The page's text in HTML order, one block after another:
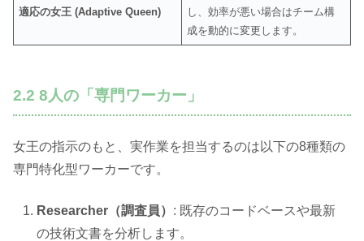
適応の女王 (Adaptive Queen)
し、効率が悪い場合はチーム構
成を動的に変更します。
2.2 8人の「専門ワーカー」
女王の指示のもと、実作業を担当するのは以下の8種類の
専門特化型ワーカーです。
Researcher（調査員） : 既存のコードベースや最新
の技術文書を分析します。